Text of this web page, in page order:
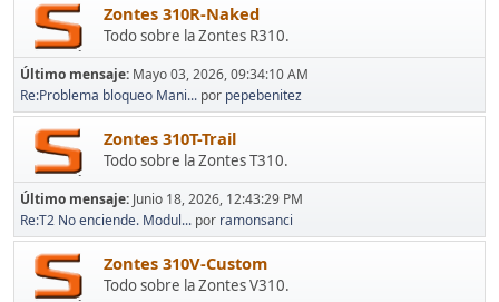
Zontes 310R-Naked
Todo sobre la Zontes R310.
Último mensaje: Mayo 03, 2026, 09:34:10 AM
Re:Problema bloqueo Mani... por pepebenitez
Zontes 310T-Trail
Todo sobre la Zontes T310.
Último mensaje: Junio 18, 2026, 12:43:29 PM
Re:T2 No enciende. Modul... por ramonsanci
Zontes 310V-Custom
Todo sobre la Zontes V310.